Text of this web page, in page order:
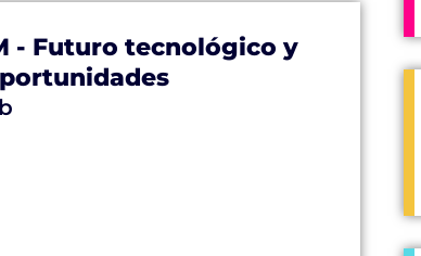
- Futuro tecnológico y